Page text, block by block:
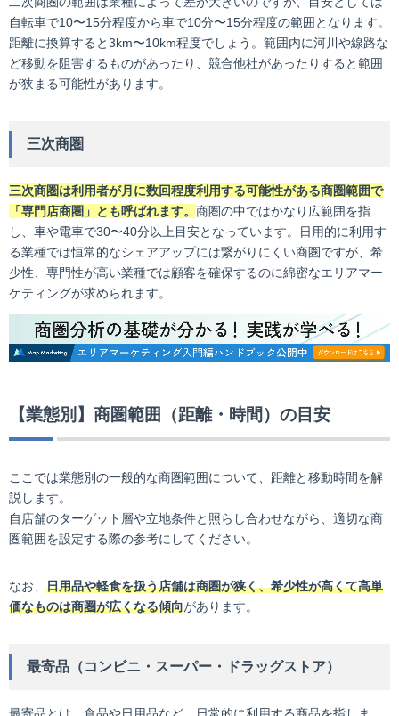
自転車で10〜15分程度から車で10分〜15分程度の範囲となります。
距離に換算すると3km〜10km程度でしょう。範囲内に河川や線路な
ど移動を阻害するものがあったり、競合他社があったりすると範囲
が狭まる可能性があります。
三次商圏
三次商圏は利用者が月に数回程度利用する可能性がある商圏範囲で
「専門店商圏」とも呼ばれます。 商圏の中ではかなり広範囲を指
し、車や電車で30〜40分以上目安となっています。日用的に利用す
る業種では恒常的なシェアアップには繋がりにくい商圏ですが、希
少性、専門性が高い業種では顧客を確保するのに綿密なエリアマー
ケティングが求められます。
【業態別】商圏範囲（距離・時間）の目安
ここでは業態別の一般的な商圏範囲について、距離と移動時間を解
説します。
自店舗のターゲット層や立地条件と照らし合わせながら、適切な商
圏範囲を設定する際の参考にしてください。
なお、 日用品や軽食を扱う店舗は商圏が狭く、希少性が高くて高単
価なものは商圏が広くなる傾向があります。
最寄品（コンビニ・スーパー・ドラッグストア）
最寄品とは、食品や日用品など、日常的に利用する商品を指しま